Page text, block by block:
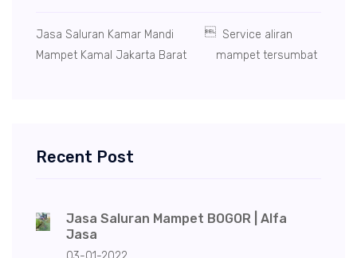
Jasa Saluran Kamar Mandi
Mampet Kamal Jakarta Barat
 Service aliran
mampet tersumbat
Recent Post
Jasa Saluran Mampet BOGOR | Alfa
Jasa